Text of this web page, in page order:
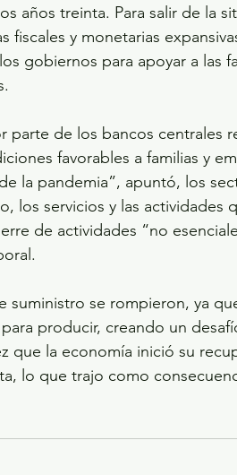
años treinta. Para salir de la
y monetarias
gobiernos para apoyar a las
parte de los bancos centrales
favorables a familias y
la pandemia”, apuntó, los
los servicios y las actividades
de actividades “no
se rompieron, ya
producir, creando un
que la economía inició su
lo que trajo como